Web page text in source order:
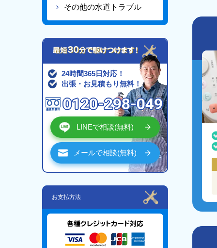
その他の水道トラブル
24時間365日対応！
出張・お見積もり無料！
0120-298-049
LINEで相談(無料)
メールで相談(無料)
お支払方法